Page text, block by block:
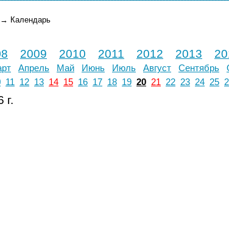
→ Календарь
2009 2010 2011 2012 2013
Апрель Май Июнь Июль Август Сентябрь
11 12 13 14 15 16 17 18 19 20 21 22 23 24 25
г.